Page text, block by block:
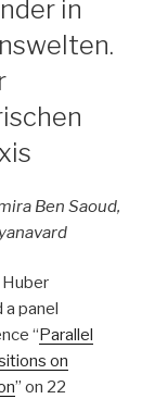
in
Ben Saoud,
Huber
panel
“ Parallel
on
” on 22